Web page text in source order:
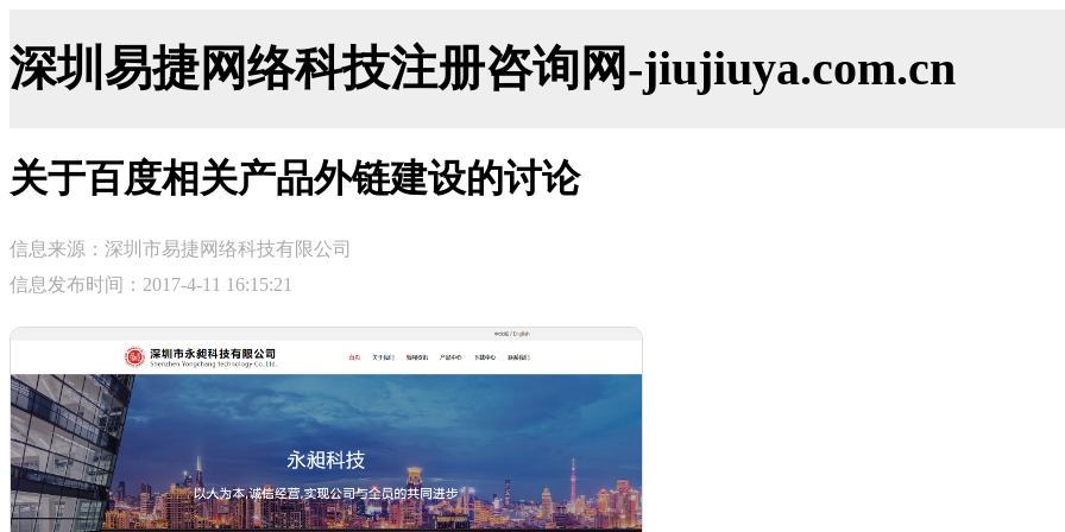
深圳易捷网络科技注册咨询网-jiujiuya.com.cn
关于百度相关产品外链建设的讨论
信息来源：深圳市易捷网络科技有限公司
信息发布时间：2017-4-11 16:15:21